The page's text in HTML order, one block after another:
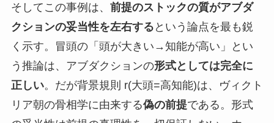
そしてこの事例は、 前提のストックの質がアブダ
クションの妥当性を左右する という論点を最も鋭
く示す。冒頭の「頭が大きい→知能が高い」とい
う推論は、アブダクションの形式としては完全に
正しい。だが背景規則 r(大頭=高知能)は、ヴィクト
リア朝の骨相学に由来する偽の前提である。形式